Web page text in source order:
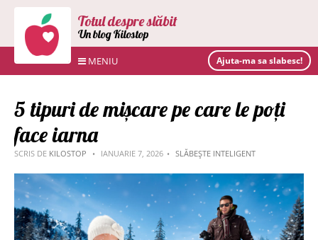
Totul despre slăbit
Un blog Kilostop
MENIU Ajuta-ma sa slabesc!
5 tipuri de mișcare pe care le poți
face iarna
SCRIS DE KILOSTOP IANUARIE 7, 2026 SLĂBEȘTE INTELIGENT